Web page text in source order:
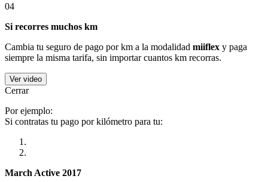
04
Si recorres muchos km
Cambia tu seguro de pago por km a la modalidad miiflex y paga
siempre la misma tarifa, sin importar cuantos km recorras.
Ver video
Cerrar
Por ejemplo:
Si contratas tu pago por kilómetro para tu:
March Active 2017